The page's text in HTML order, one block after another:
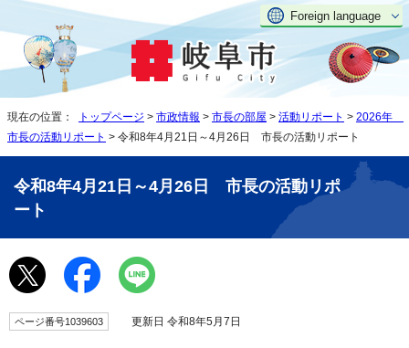
Foreign language
現在の位置： トップページ > 市政情報 > 市長の部屋 > 活動リポート > 2026年
市長の活動リポート > 令和8年4月21日～4月26日 市長の活動リポート
令和8年4月21日～4月26日 市長の活動リポ
ート
ページ番号1039603 更新日 令和8年5月7日